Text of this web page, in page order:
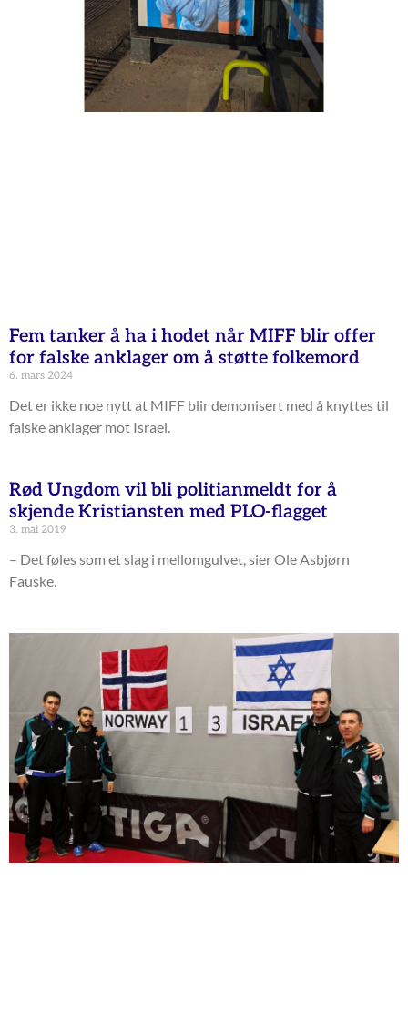
Fem tanker å ha i hodet når MIFF blir offer
for falske anklager om å støtte folkemord
6. mars 2024
Det er ikke noe nytt at MIFF blir demonisert med å knyttes til
falske anklager mot Israel.
Rød Ungdom vil bli politianmeldt for å
skjende Kristiansten med PLO-flagget
3. mai 2019
– Det føles som et slag i mellomgulvet, sier Ole Asbjørn
Fauske.